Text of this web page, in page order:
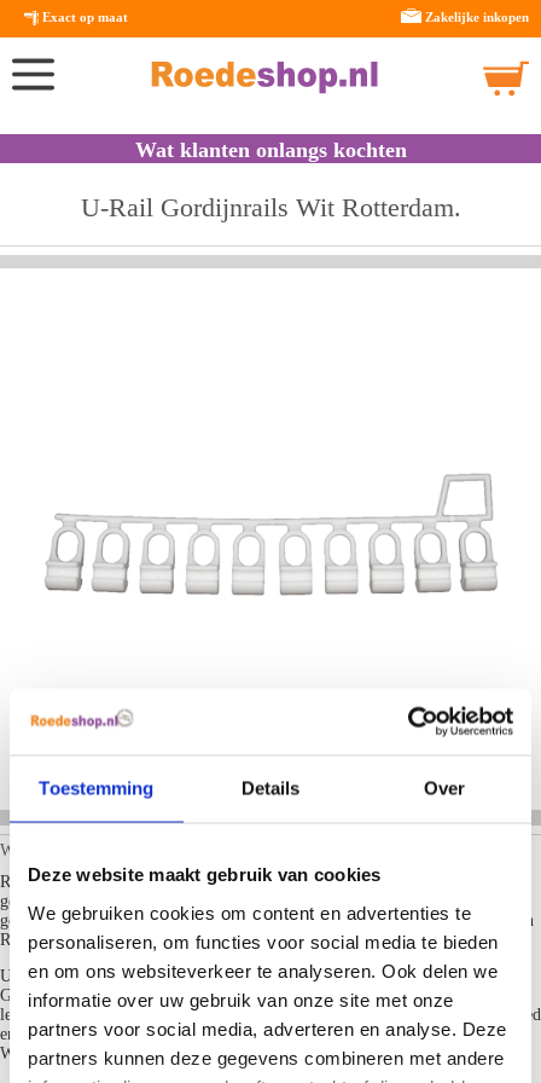
Toestemming Details Over
Deze website maakt gebruik van cookies
We gebruiken cookies om content en advertenties te
personaliseren, om functies voor social media te bieden
en om ons websiteverkeer te analyseren. Ook delen we
informatie over uw gebruik van onze site met onze
partners voor social media, adverteren en analyse. Deze
partners kunnen deze gegevens combineren met andere
Exact op maat Zakelijke inkopen
Wat klanten onlangs kochten
U-Rail Gordijnrails Wit Rotterdam.
Woensdag 08 Juli 2026
Roedeshop.nl heeft zojuist de volgende produkten verkocht om je op maat
gemaakte gordijnen op te hangen aan een gordijnrails of Roede, deze
gordijnrail op maat geleverd in Rotterdam: Nu ook elektrische Gordijnrails en
Railroedes leverbaar.
U-Rail Gordijnrails Wit met lengte 516.00 cm.
Gordijnrails U-Rail in helder Wit, deze aluminium gordijnrails profiel is
leverbaar tot 700cm aan een stuk. deze gordijnrails is 14mm hoog 20mm breed
en heeft geruisloze glijders en is geschikt voor middel tot zware gordijnen en
Wave gordijnen.. (Lees meer...)